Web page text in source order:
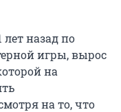
лет назад по
игры, вырос
на
на то, что